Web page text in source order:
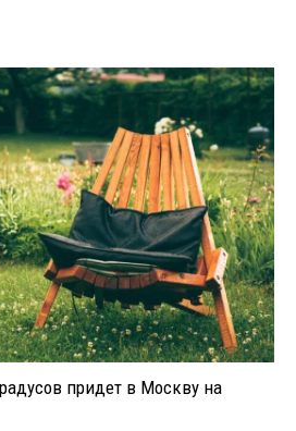
придет в Москву на